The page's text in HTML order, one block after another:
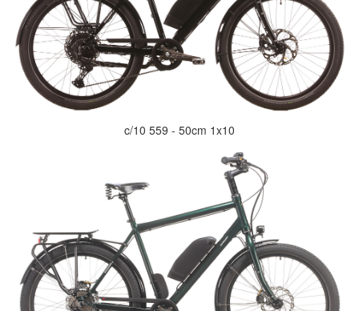
c/10 559 - 50cm 1x10